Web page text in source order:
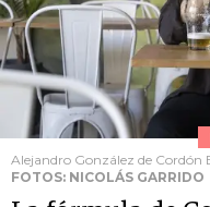
Alejandro González de Cordón
FOTOS: NICOLÁS GARRIDO